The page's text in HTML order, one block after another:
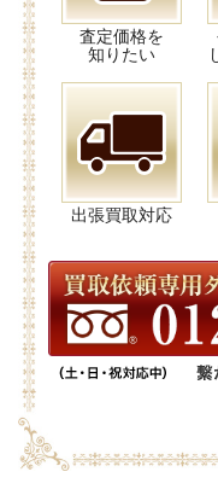
査定価格を
知りたい
出張買取対応